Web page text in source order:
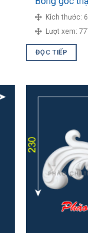
Kích thước:
Lượt xem:
ĐỌC TIẾP